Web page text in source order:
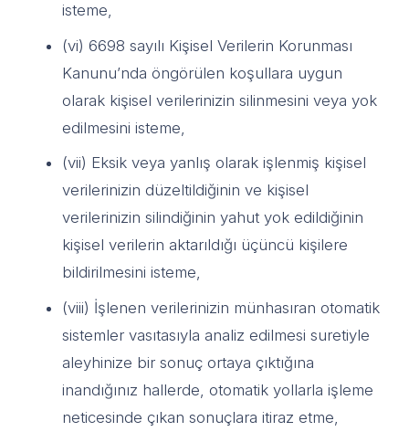
isteme,
(vi) 6698 sayılı Kişisel Verilerin Korunması
Kanunu’nda öngörülen koşullara uygun
olarak kişisel verilerinizin silinmesini veya yok
edilmesini isteme,
(vii) Eksik veya yanlış olarak işlenmiş kişisel
verilerinizin düzeltildiğinin ve kişisel
verilerinizin silindiğinin yahut yok edildiğinin
kişisel verilerin aktarıldığı üçüncü kişilere
bildirilmesini isteme,
(viii) İşlenen verilerinizin münhasıran otomatik
sistemler vasıtasıyla analiz edilmesi suretiyle
aleyhinize bir sonuç ortaya çıktığına
inandığınız hallerde, otomatik yollarla işleme
neticesinde çıkan sonuçlara itiraz etme,